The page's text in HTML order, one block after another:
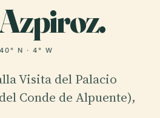
40° N · 4° W
Visita del Palacio
Conde de Alpuente),